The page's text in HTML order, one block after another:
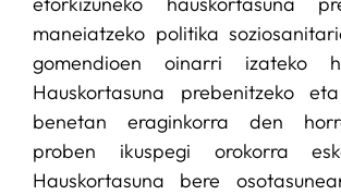
maneiatzeko politika
gomendioen oinarri izateko
Hauskortasuna prebenitzeko
benetan eraginkorra den
proben ikuspegi orokorra
Hauskortasuna bere